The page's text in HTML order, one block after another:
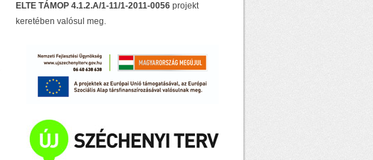
ELTE TÁMOP 4.1.2.A/1-11/1-2011-0056 projekt
keretében valósul meg.